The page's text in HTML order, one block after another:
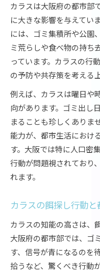
カラスは大阪府の都市部
に大きな影響を与えてい
には、ゴミ集積所や公園
ミ荒らしや食べ物の持ち
っています。カラスの行
の予防や共存策を考える
例えば、カラスは曜日や
向があります。ゴミ出し
まることも珍しくありま
能力が、都市生活におけ
す。大阪では特に人口密
行動が問題視されており
れます。
カラスの餌探し行動
カラスの知能の高さは、
大阪府の都市部では、ゴ
す、信号が青になるのを
拾うなど、驚くべき行動